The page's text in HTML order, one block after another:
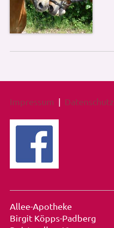
Impressum | Datenschutz
Allee-Apotheke
Birgit Köpps-Padberg